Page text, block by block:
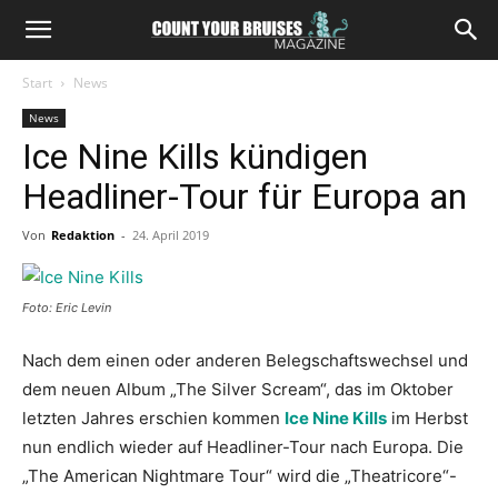
Start News
News
Ice Nine Kills kündigen
Headliner-Tour für Europa an
Von Redaktion - 24. April 2019
Foto: Eric Levin
Nach dem einen oder anderen Belegschaftswechsel und
dem neuen Album „The Silver Scream“, das im Oktober
letzten Jahres erschien kommen Ice Nine Kills im Herbst
nun endlich wieder auf Headliner-Tour nach Europa. Die
„The American Nightmare Tour“ wird die „Theatricore“-